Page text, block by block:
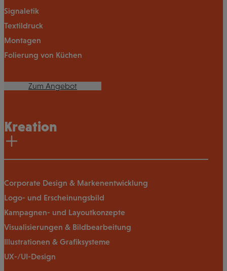
Signaletik
Textildruck
Montagen
Folierung von Küchen
Zum Angebot
Kreation
Corporate Design & Markenentwicklung
Logo- und Erscheinungsbild
Kampagnen- und Layoutkonzepte
Visualisierungen & Bildbearbeitung
Illustrationen & Grafiksysteme
UX-/UI-Design